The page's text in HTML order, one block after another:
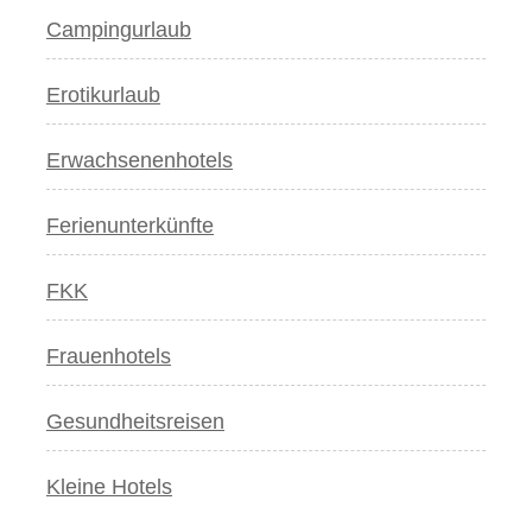
Campingurlaub
Erotikurlaub
Erwachsenenhotels
Ferienunterkünfte
FKK
Frauenhotels
Gesundheitsreisen
Kleine Hotels